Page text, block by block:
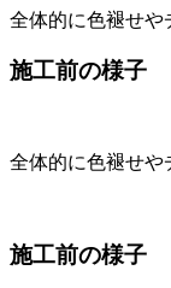
全体的に色褪せや
施工前の様子
全体的に色褪せや
施工前の様子